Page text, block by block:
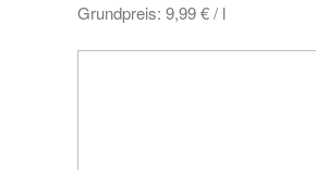
Grundpreis: 9,99 €/ l